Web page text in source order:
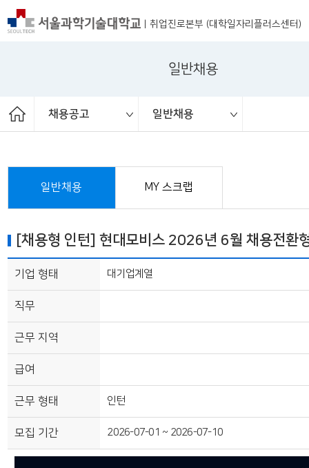
|취업진로본부 (대학일자리플러스센터)
일반채용
채용공고 일반채용
취업상담
프로그램
채용공고
취업정보
ST커리어멘토링
취업진로본부
추천채용
일반채용
채용행사
일반채용 MY 스크랩
[채용형 인턴] 현대모비스 2026년 6월 채용전환
기업 형태 대기업계열
직무
근무 지역
급여
근무 형태 인턴
모집 기간 2026-07-01 ~ 2026-07-10